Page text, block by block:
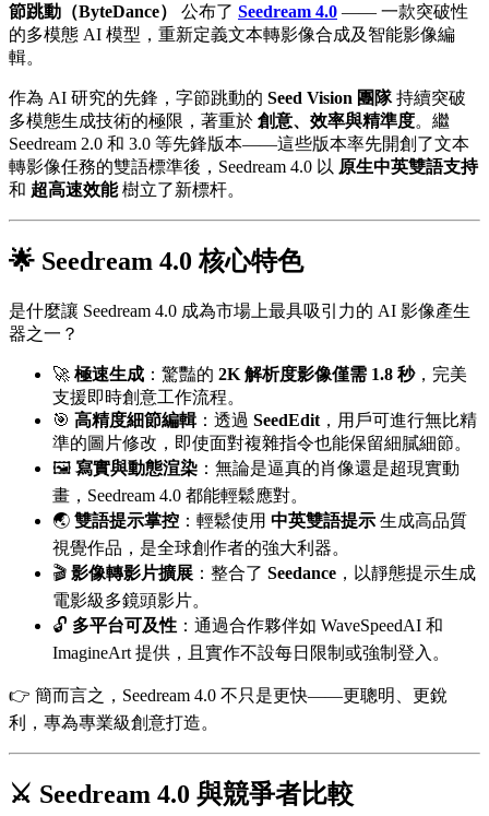
節跳動（ByteDance）
公布了 Seedream 4.0 —— 一款突破性
的多模態 AI 模型，重新定義文本轉影像合成及智能影像編
輯。
作為 AI 研究的先鋒，字節跳動的 Seed Vision 團隊持續突破
多模態生成技術的極限，著重於 創意、效率與精準度。繼
Seedream 2.0 和 3.0 等先鋒版本——這些版本率先開創了文本
轉影像任務的雙語標準後，Seedream 4.0 以 原生中英雙語支持
和 超高速效能樹立了新標杆。
🌟 Seedream 4.0 核心特色
是什麼讓 Seedream 4.0 成為市場上最具吸引力的 AI 影像產生
器之一？
🚀 極速生成 ：驚豔的 2K 解析度影像僅需 1.8 秒，完美
支援即時創意工作流程。
🎯 高精度細節編輯：透過 SeedEdit ，用戶可進行無比精
準的圖片修改，即使面對複雜指令也能保留細膩細節。
🖼️寫實與動態渲染 ：無論是逼真的肖像還是超現實動
畫，Seedream 4.0 都能輕鬆應對。
🌏 雙語提示掌控 ：輕鬆使用 中英雙語提示 生成高品質
視覺作品，是全球創作者的強大利器。
🎬 影像轉影片擴展 ：整合了 Seedance ，以靜態提示生成
電影級多鏡頭影片。
🔓 多平台可及性 ：通過合作夥伴如 WaveSpeedAI 和
ImagineArt 提供，且實作不設每日限制或強制登入。
👉 簡而言之，Seedream 4.0 不只是更快——更聰明、更銳
利，專為專業級創意打造。
⚔️ Seedream 4.0 與競爭者比較